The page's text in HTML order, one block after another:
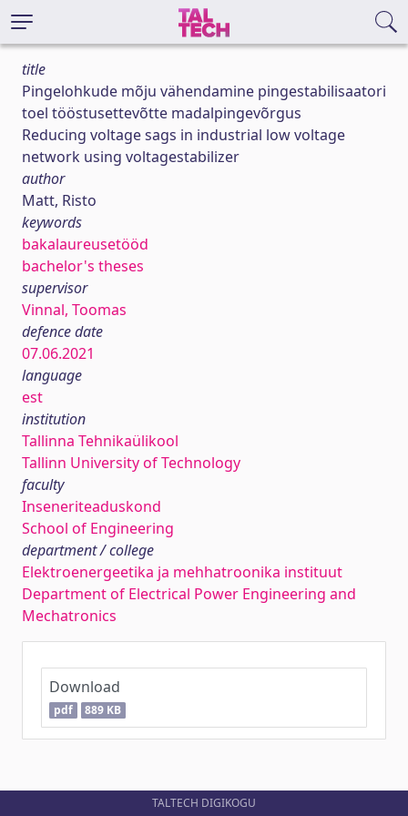
title
Pingelohkude mõju vähendamine pingestabilisaatori
toel tööstusettevõtte madalpingevõrgus
Reducing voltage sags in industrial low voltage
network using voltagestabilizer
author
Matt, Risto
keywords
bakalaureusetööd
bachelor's theses
supervisor
Vinnal, Toomas
defence date
07.06.2021
language
est
institution
Tallinna Tehnikaülikool
Tallinn University of Technology
faculty
Inseneriteaduskond
School of Engineering
department / college
Elektroenergeetika ja mehhatroonika instituut
Department of Electrical Power Engineering and
Mechatronics
Download
pdf 889 KB
TALTECH DIGIKOGU